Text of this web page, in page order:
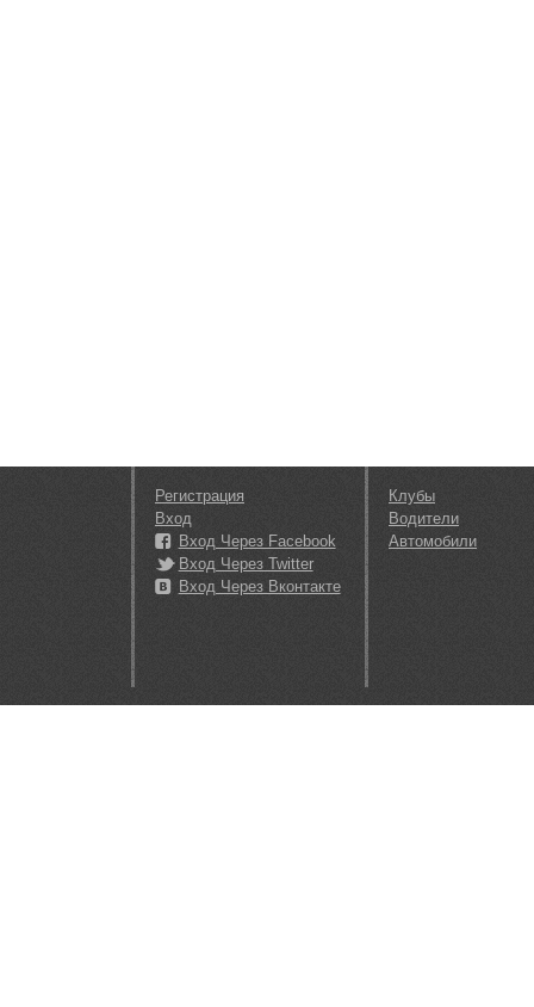
Регистрация
Вход
Вход Через Facebook
Вход Через Twitter
Вход Через Вконтакте
Клубы
Водители
Автомобили